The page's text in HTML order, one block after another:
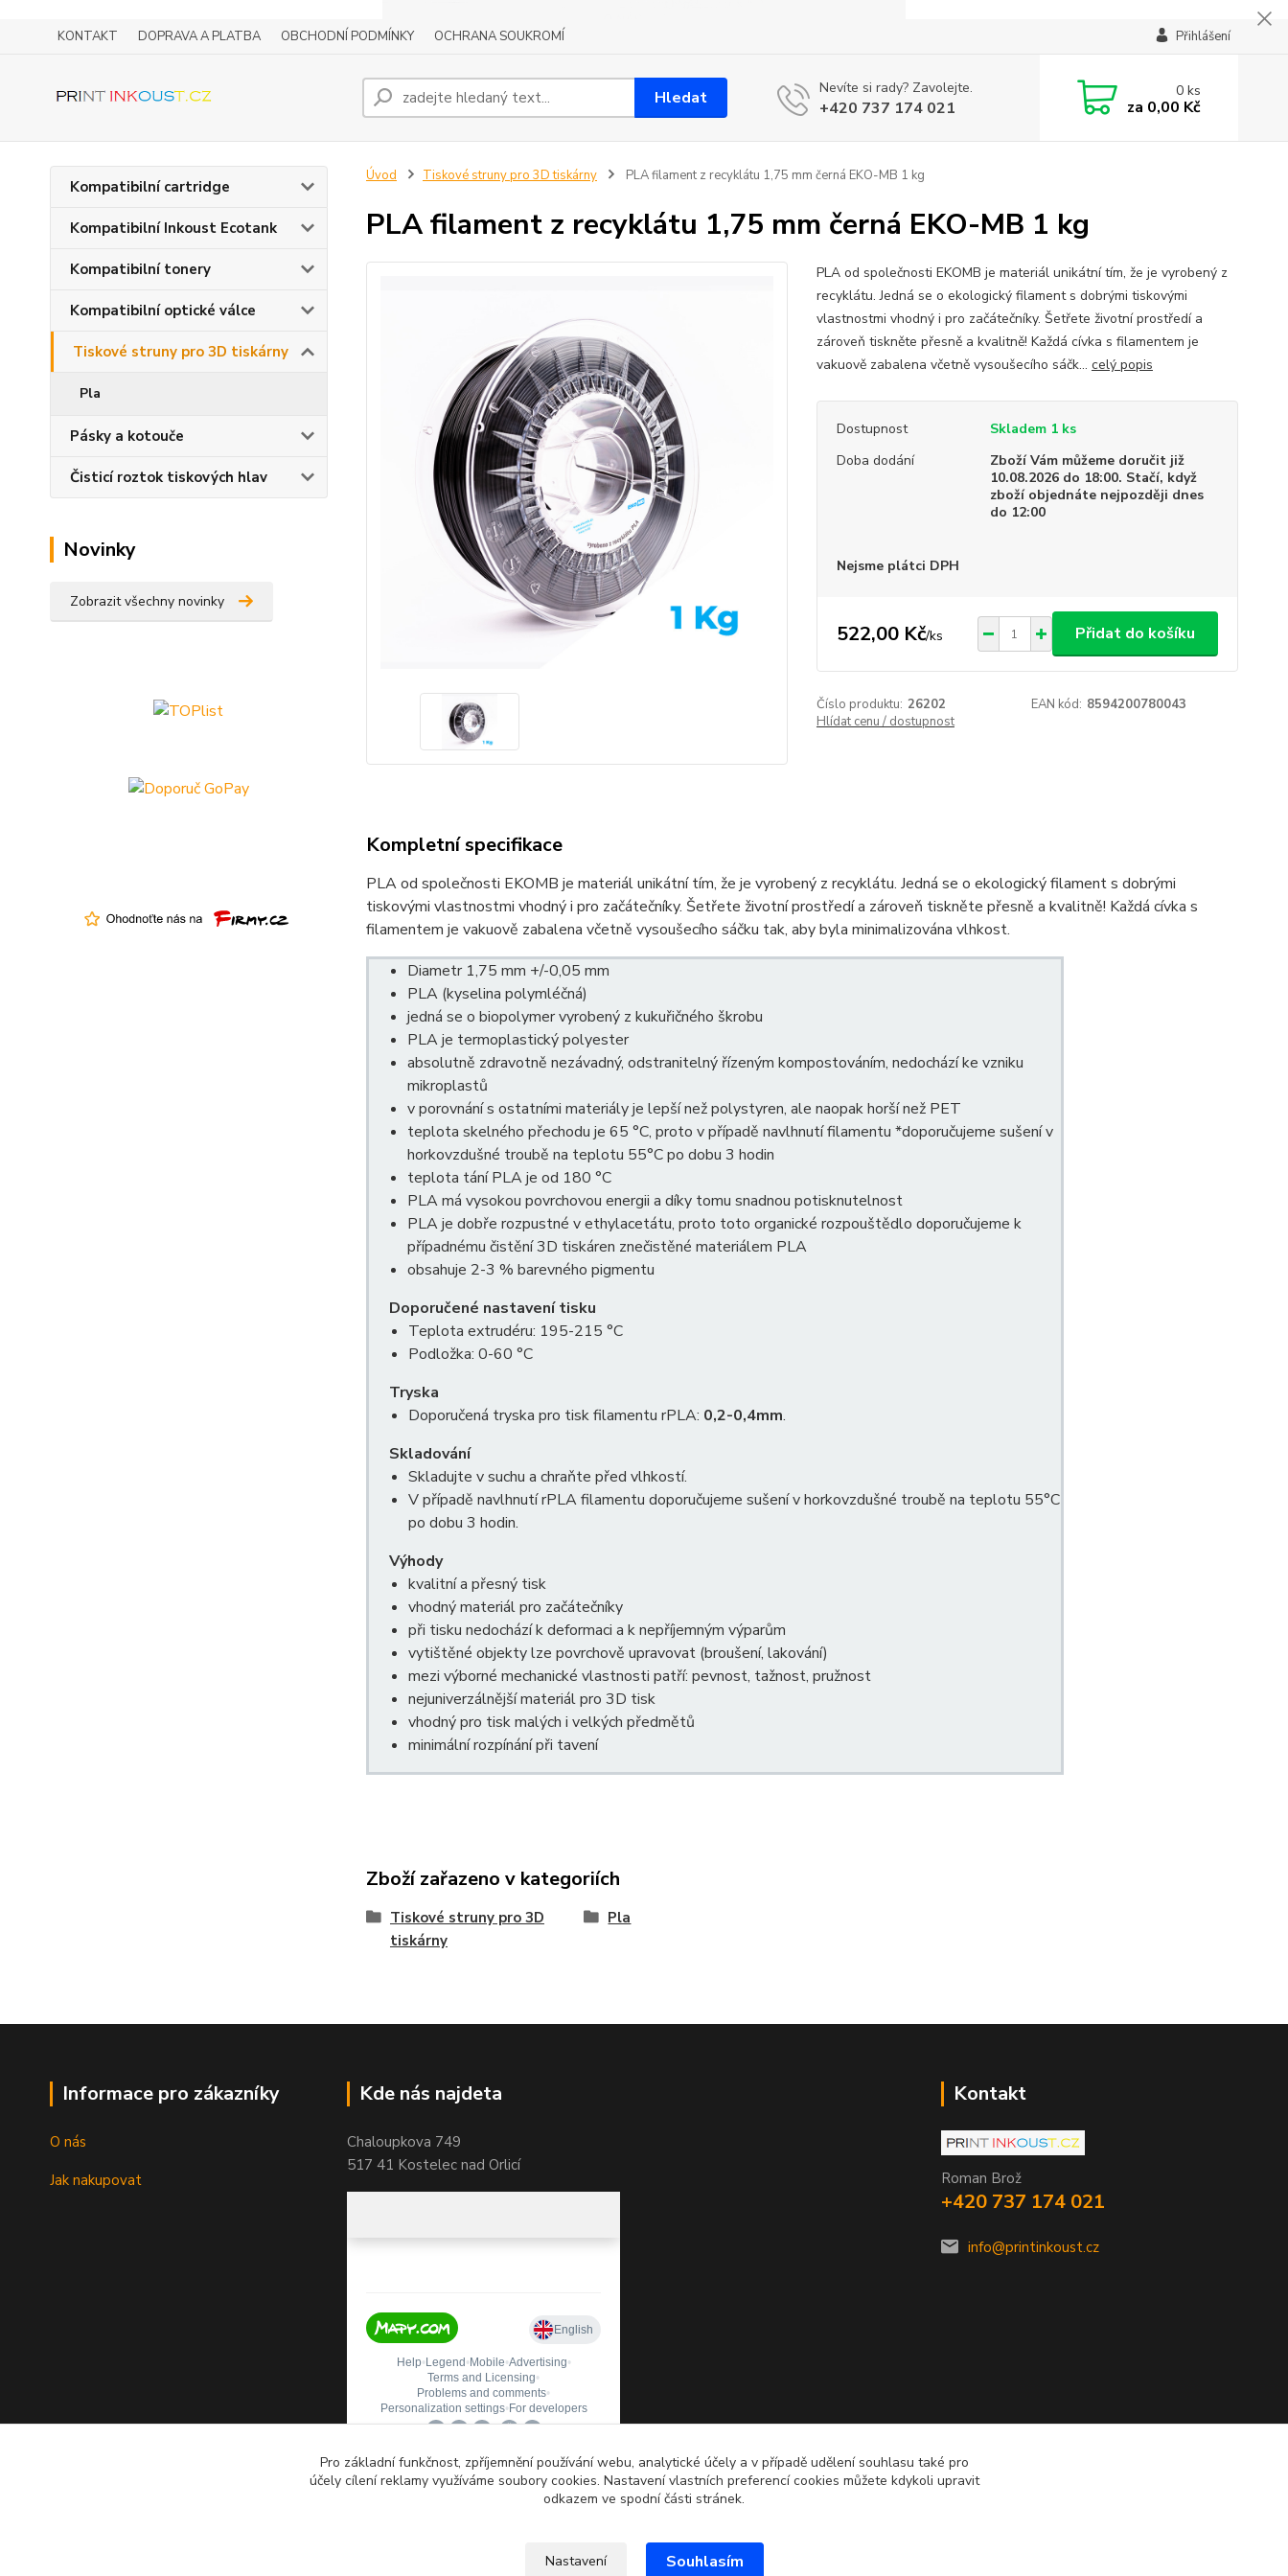
KONTAKT DOPRAVA A PLATBA OBCHODNÍ PODMÍNKY OCHRANA SOUKROMÍ Přihlášení
Hledat Nevíte si rady? Zavolejte.
+420 737 174 021
0ks
za 0,00 Kč
Kompatibilní cartridge
Kompatibilní Inkoust Ecotank
Kompatibilní tonery
Kompatibilní optické válce
Tiskové struny pro 3D tiskárny
Pla
Pásky a kotouče
Čisticí roztok tiskových hlav
Novinky
Zobrazit všechny novinky
Úvod Tiskové struny pro 3D tiskárny PLA filament z recyklátu 1,75 mm černá EKO-MB 1 kg
PLA filament z recyklátu 1,75 mm černá EKO-MB 1 kg
PLA od společnosti EKOMB je materiál unikátní tím, že je vyrobený z
recyklátu. Jedná se o ekologický filament s dobrými tiskovými
vlastnostmi vhodný i pro začátečníky. Šetřete životní prostředí a
zároveň tiskněte přesně a kvalitně! Každá cívka s filamentem je
vakuově zabalena včetně vysoušecího sáčk... celý popis
Dostupnost
Skladem 1 ks
Doba dodání
Zboží Vám můžeme doručit již
10.08.2026 do 18:00. Stačí, když
zboží objednáte nejpozději dnes
do 12:00
Nejsme plátci DPH
522,00 Kč/ks Přidat do košíku
Číslo produktu: 26202 EAN kód: 8594200780043
Hlídat cenu / dostupnost
Kompletní specifikace
PLA od společnosti EKOMB je materiál unikátní tím, že je vyrobený z recyklátu. Jedná se o ekologický filament s dobrými
tiskovými vlastnostmi vhodný i pro začátečníky. Šetřete životní prostředí a zároveň tiskněte přesně a kvalitně! Každá cívka s
filamentem je vakuově zabalena včetně vysoušecího sáčku tak, aby byla minimalizována vlhkost.
Diametr 1,75 mm +/-0,05 mm
PLA (kyselina polymléčná)
jedná se o biopolymer vyrobený z kukuřičného škrobu
PLA je termoplastický polyester
absolutně zdravotně nezávadný, odstranitelný řízeným kompostováním, nedochází ke vzniku
mikroplastů
v porovnání s ostatními materiály je lepší než polystyren, ale naopak horší než PET
teplota skelného přechodu je 65 °C, proto v případě navlhnutí filamentu *doporučujeme sušení v
horkovzdušné troubě na teplotu 55°C po dobu 3 hodin
teplota tání PLA je od 180 °C
PLA má vysokou povrchovou energii a díky tomu snadnou potisknutelnost
PLA je dobře rozpustné v ethylacetátu, proto toto organické rozpouštědlo doporučujeme k
případnému čistění 3D tiskáren znečistěné materiálem PLA
obsahuje 2-3 % barevného pigmentu
Doporučené nastavení tisku
Teplota extrudéru: 195-215 °C
Podložka: 0-60 °C
Tryska
Doporučená tryska pro tisk filamentu rPLA: 0,2-0,4mm.
Skladování
Skladujte v suchu a chraňte před vlhkostí.
V případě navlhnutí rPLA filamentu doporučujeme sušení v horkovzdušné troubě na teplotu 55°C
po dobu 3 hodin.
Výhody
kvalitní a přesný tisk
vhodný materiál pro začátečníky
při tisku nedochází k deformaci a k nepříjemným výparům
vytištěné objekty lze povrchově upravovat (broušení, lakování)
mezi výborné mechanické vlastnosti patří: pevnost, tažnost, pružnost
nejuniverzálnější materiál pro 3D tisk
vhodný pro tisk malých i velkých předmětů
minimální rozpínání při tavení
Zboží zařazeno v kategoriích
Tiskové struny pro 3D
tiskárny
Pla
Informace pro zákazníky
O nás
Jak nakupovat
Kde nás najdeta
Chaloupkova 749
517 41 Kostelec nad Orlicí
Kontakt
Roman Brož
+420 737 174 021
info@printinkoust.cz
Pro základní funkčnost, zpříjemnění používání webu, analytické účely a v případě udělení souhlasu také pro
účely cílení reklamy využíváme soubory cookies. Nastavení vlastních preferencí cookies můžete kdykoli upravit
odkazem ve spodní části stránek.
Nastavení Souhlasím